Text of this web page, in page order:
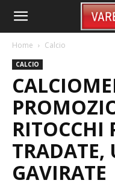
Home Calcio
CALCIO
RITOCCHI
TRADATE,
GAVIRATE